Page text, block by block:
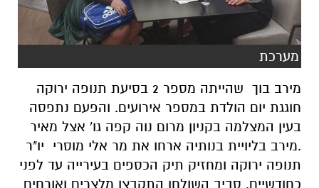
מערכת
מירב בוך שהייתה מספר 2 בסיעת תנופה ירוקה
חוגגת יום הולדת במספר אירועים. והפעם נתפסה
בעין המצלמה בקניון מרום נוה קפה גו' אצל מאיר
.מירב בליויית בנותיה ארחו את מר אלי מוסרי יו"ר
תנופה ירוקה ומחזיק תיק הכספים בעירייה עד לפני
כחודשיים. סביב השולחן התקבצו מלצרים ואורחים